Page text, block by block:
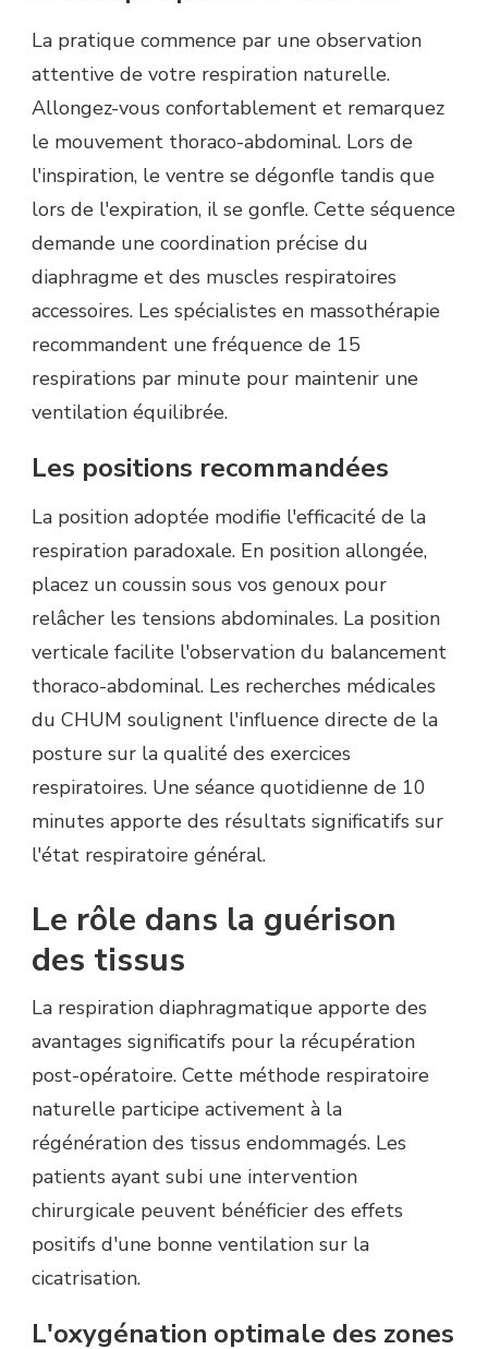
La pratique commence par une observation
attentive de votre respiration naturelle.
Allongez-vous confortablement et remarquez
le mouvement thoraco-abdominal. Lors de
l'inspiration, le ventre se dégonfle tandis que
lors de l'expiration, il se gonfle. Cette séquence
demande une coordination précise du
diaphragme et des muscles respiratoires
accessoires. Les spécialistes en massothérapie
recommandent une fréquence de 15
respirations par minute pour maintenir une
ventilation équilibrée.
Les positions recommandées
La position adoptée modifie l'efficacité de la
respiration paradoxale. En position allongée,
placez un coussin sous vos genoux pour
relâcher les tensions abdominales. La position
verticale facilite l'observation du balancement
thoraco-abdominal. Les recherches médicales
du CHUM soulignent l'influence directe de la
posture sur la qualité des exercices
respiratoires. Une séance quotidienne de 10
minutes apporte des résultats significatifs sur
l'état respiratoire général.
Le rôle dans la guérison
des tissus
La respiration diaphragmatique apporte des
avantages significatifs pour la récupération
post-opératoire. Cette méthode respiratoire
naturelle participe activement à la
régénération des tissus endommagés. Les
patients ayant subi une intervention
chirurgicale peuvent bénéficier des effets
positifs d'une bonne ventilation sur la
cicatrisation.
L'oxygénation optimale des zones